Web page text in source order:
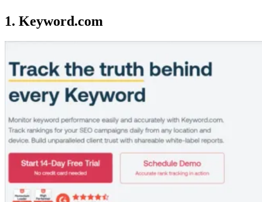
1. Keyword.com